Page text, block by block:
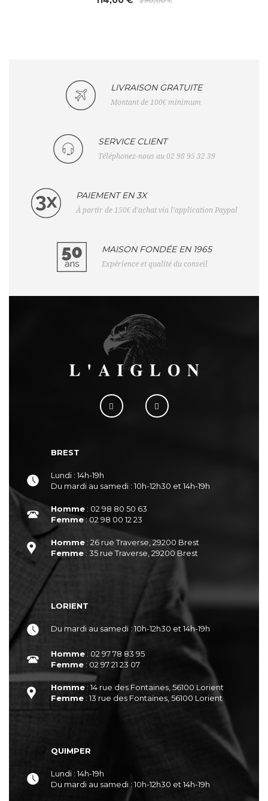
LIVRAISON GRATUITE
Montant de 100€ minimum
SERVICE CLIENT
Téléphonez-nous au 02 98 95 32 39
PAIEMENT EN 3X
À partir de 150€ d'achat via l'application Paypal
MAISON FONDÉE EN 1965
Expérience et qualité du conseil
BREST
Lundi : 14h-19h
Du mardi au samedi : 10h-12h30 et 14h-19h
Homme : 02 98 80 50 63
Femme: 02 98 00 12 23
Homme : 26 rue Traverse, 29200 Brest
Femme : 35 rue Traverse, 29200 Brest
LORIENT
Du mardi au samedi : 10h-12h30 et 14h-19h
Homme : 02 97 78 83 95
Femme : 02 97 21 23 07
Homme : 14 rue des Fontaines, 56100 Lorient
Femme : 13 rue des Fontaines, 56100 Lorient
QUIMPER
Lundi : 14h-19h
Du mardi au samedi : 10h-12h30 et 14h-19h